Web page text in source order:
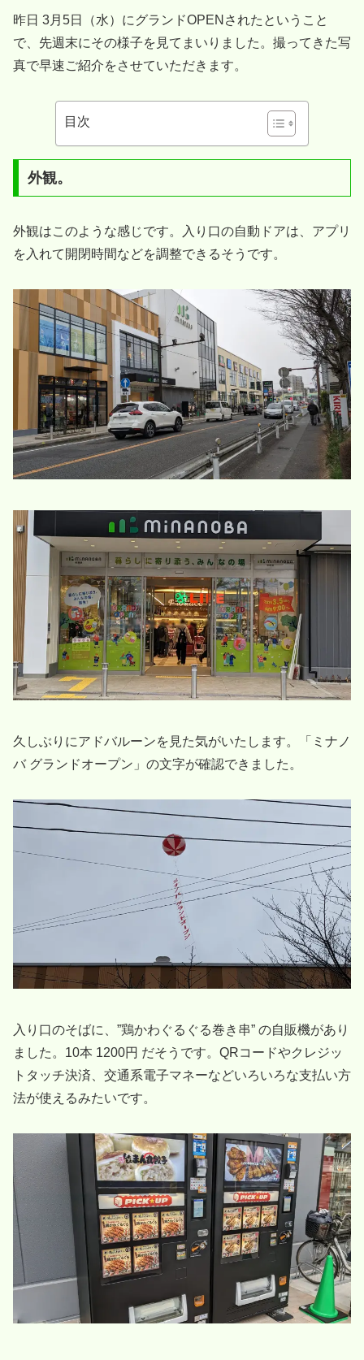
昨日 3月5日（水）にグランドOPENされたということ
で、先週末にその様子を見てまいりました。撮ってきた写
真で早速ご紹介をさせていただきます。
目次
外観。
外観はこのような感じです。入り口の自動ドアは、アプリ
を入れて開閉時間などを調整できるそうです。
久しぶりにアドバルーンを見た気がいたします。「ミナノ
バ グランドオープン」の文字が確認できました。
入り口のそばに、”鶏かわぐるぐる巻き串” の自販機があり
ました。10本 1200円 だそうです。QRコードやクレジッ
トタッチ決済、交通系電子マネーなどいろいろな支払い方
法が使えるみたいです。